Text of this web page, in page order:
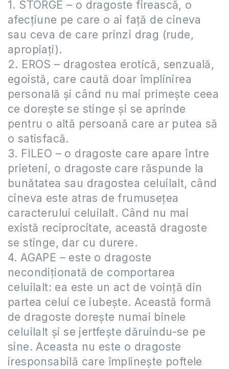
1. STORGE – o dragoste firească, o
afecţiune pe care o ai faţă de cineva
sau ceva de care prinzi drag (rude,
apropiaţi).
2. EROS – dragostea erotică, senzuală,
egoistă, care caută doar împlinirea
personală şi când nu mai primeşte ceea
ce doreşte se stinge şi se aprinde
pentru o altă persoană care ar putea să
o satisfacă.
3. FILEO – o dragoste care apare între
prieteni, o dragoste care răspunde la
bunătatea sau dragostea celuilalt, când
cineva este atras de frumuseţea
caracterului celuilalt. Când nu mai
există reciprocitate, această dragoste
se stinge, dar cu durere.
4. AGAPE – este o dragoste
necondiţionată de comportarea
celuilalt: ea este un act de voinţă din
partea celui ce iubeşte. Această formă
de dragoste doreşte numai binele
celuilalt şi se jertfeşte dăruindu-se pe
sine. Aceasta nu este o dragoste
iresponsabilă care împlineşte poftele